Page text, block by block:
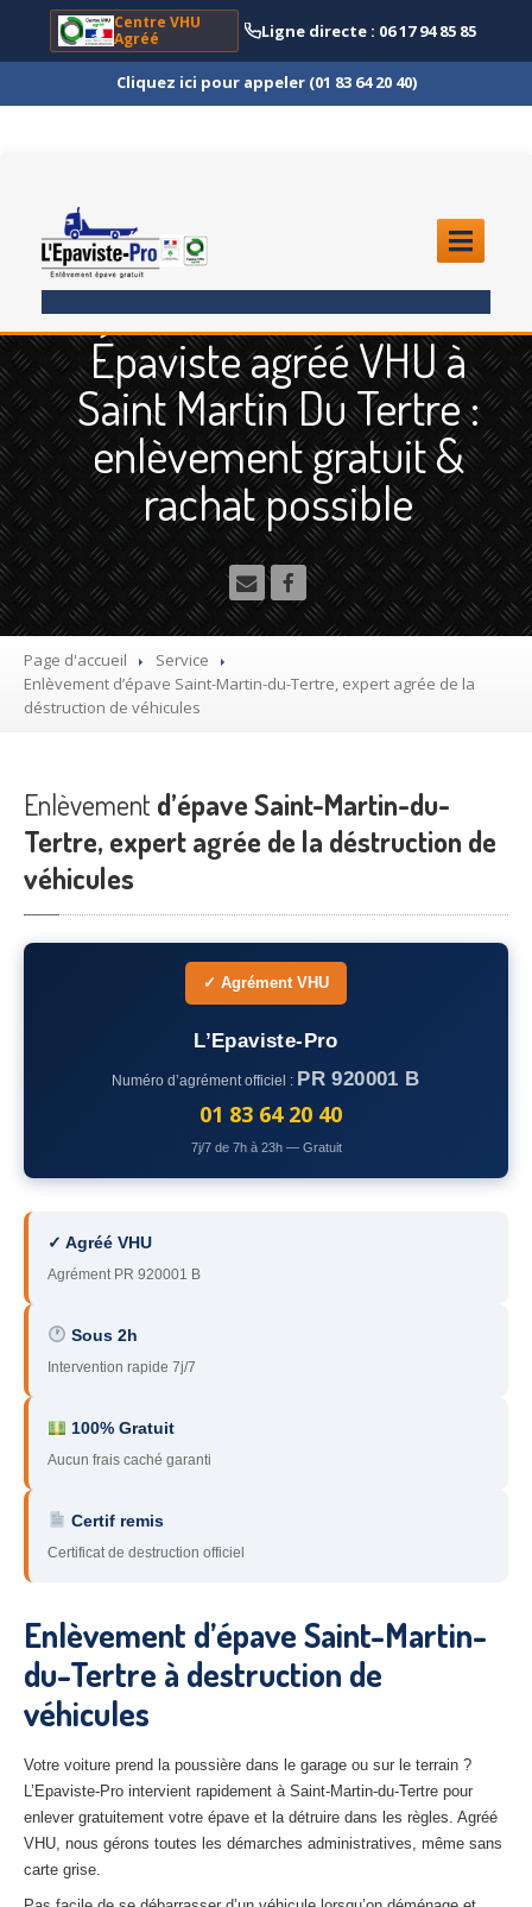
Centre VHU
Agréé
Ligne directe : 06 17 94 85 85
Cliquez ici pour appeler (01 83 64 20 40)
ENLÈVEMENTÉPAVE
Quoi?
Scooteret Moto
Camion et Poids Lourd
Utilitaire
Démolisseuragrée VHU gratuit
Mettre à la casse sa voiture
Dépollution de véhicule hors d’usage gratuit
Destructionde voiture agréé
EpavisteGratuit
Rachat
Où?
– Seine-et-Marne
– Yvelines
– Hauts-de-Seine
93– Seine-Saint-Denis
94 – Val-de-Marne
95– Val d’Oise
91 – Essonne
– Yonne
60 – Oise
45 – Loiret
10– Aube
02 – Aisne
Tousles secteurs
CENTREVHU AGRÉE
Centre
Épaviste agréé VHU à
Saint Martin Du Tertre :
enlèvement gratuit &
rachat possible
Page d'accueil
Service
Enlèvement d’épave Saint-Martin-du-Tertre, expert agrée de la
déstruction de véhicules
Enlèvement d’épave Saint-Martin-du-
Tertre, expert agrée de la déstruction de
véhicules
✓ Agrément VHU
L’Epaviste-Pro
Numéro d’agrément officiel : PR 920001 B
01 83 64 20 40
7j/7 de 7h à 23h — Gratuit
✓ Agréé VHU
Agrément PR 920001 B
Sous 2h
Intervention rapide 7j/7
100% Gratuit
Aucun frais caché garanti
Certif remis
Certificat de destruction officiel
Enlèvement d’épave Saint-Martin-
du-Tertre à destruction de
véhicules
Votre voiture prend la poussière dans le garage ou sur le terrain ?
L’Epaviste-Pro intervient rapidement à Saint-Martin-du-Tertre pour
enlever gratuitement votre épave et la détruire dans les règles. Agréé
VHU, nous gérons toutes les démarches administratives, même sans
carte grise.